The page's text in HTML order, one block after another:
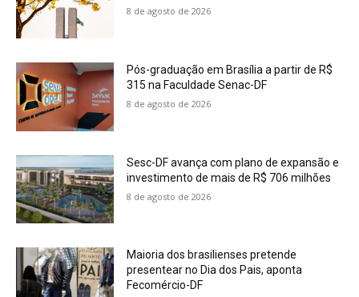
8 de agosto de 2026
Pós-graduação em Brasília a partir de R$
315 na Faculdade Senac-DF
8 de agosto de 2026
Sesc-DF avança com plano de expansão e
investimento de mais de R$ 706 milhões
8 de agosto de 2026
Maioria dos brasilienses pretende
presentear no Dia dos Pais, aponta
Fecomércio-DF